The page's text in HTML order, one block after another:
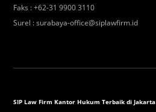
Faks :+62-31 9900 3110
Surel :surabaya-office@siplawfirm.id
SIP Law Firm Kantor Hukum Terbaik di Jakarta